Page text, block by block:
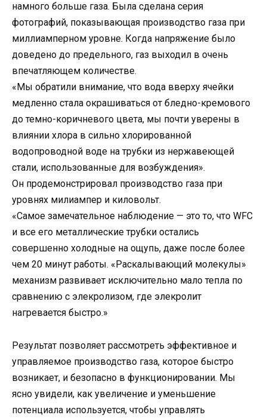
намного больше газа. Была сделана серия
фотографий, показывающая производство газа при
миллиамперном уровне. Когда напряжение было
доведено до предельного, газ выходил в очень
впечатляющем количестве.
«Мы обратили внимание, что вода вверху ячейки
медленно стала окрашиваться от бледно-кремового
до темно-коричневого цвета, мы почти уверены в
влиянии хлора в сильно хлорированной
водопроводной воде на трубки из нержавеющей
стали, использованные для возбуждения».
Он продемонстрировал производство газа при
уровнях милиампер и киловольт.
«Самое замечательное наблюдение — это то, что WFC
и все его металлические трубки остались
совершенно холодные на ощупь, даже после более
чем 20 минут работы. «Раскалывающий молекулы»
механизм развивает исключительно мало тепла по
сравнению с элекролизом, где элекролит
нагревается быстро.»
Результат позволяет рассмотреть эффективное и
управляемое производство газа, которое быстро
возникает, и безопасно в функционировании. Мы
ясно увидели, как увеличение и уменьшение
потенциала используется, чтобы управлять